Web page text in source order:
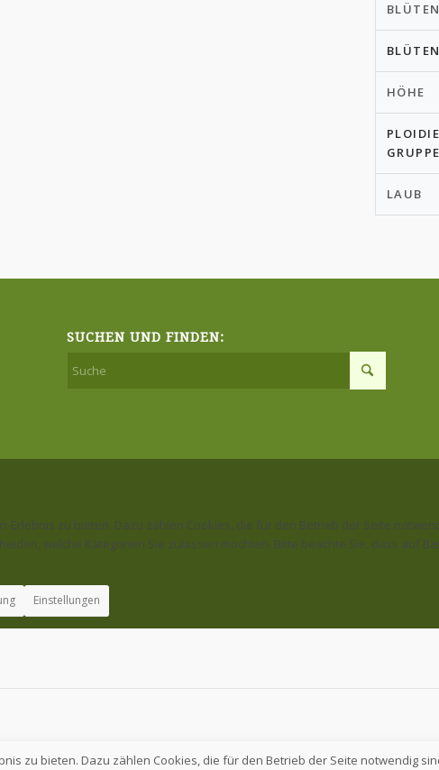
HÖHE
GRUPPE
LAUB
SUCHEN UND FINDEN:
zu bieten. Dazu zählen Cookies, die für den Betrieb der Seite
welche Kategorien Sie zulassen möchten. Bitte beachte Sie, dass auf
Einstellungen
zu bieten. Dazu zählen Cookies, die für den Betrieb der Seite notwendig